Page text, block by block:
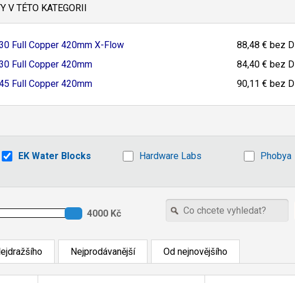
V TÉTO KATEGORII
Full Copper 420mm X-Flow 88,48 € bez
Full Copper 420mm 84,40 € bez
Full Copper 420mm 90,11 € bez
EK Water Blocks Hardware Labs
Phobya
Nejprodávanější Od nejnovějšího